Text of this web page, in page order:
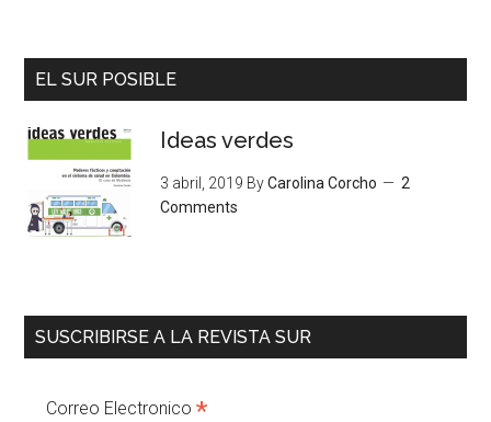
EL SUR POSIBLE
Ideas verdes
3 abril, 2019 ByCarolina Corcho
2
Comments
SUSCRIBIRSE A LA REVISTA SUR
Correo Electronico*